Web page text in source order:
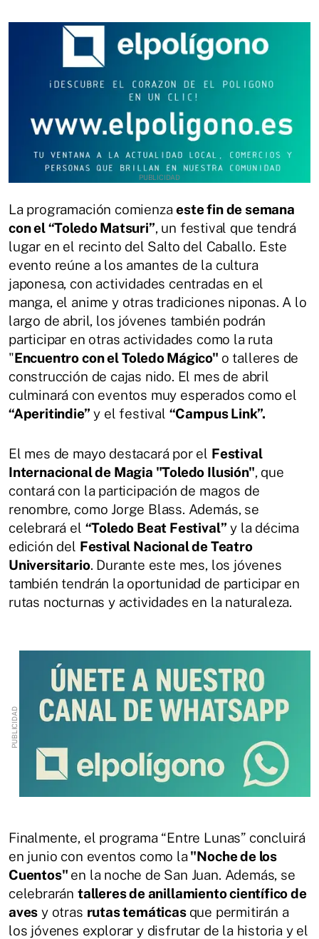
La programación comienzaeste fin de semana
con el “Toledo Matsuri”, un festival que tendrá
lugar en el recinto del Salto del Caballo. Este
evento reúne a los amantes de la cultura
japonesa, con actividades centradas en el
manga, el anime y otras tradiciones niponas. A lo
largo de abril, los jóvenes también podrán
participar en otras actividades como la ruta
"Encuentro con el Toledo Mágico" o talleres de
construcción de cajas nido. El mes de abril
culminará con eventos muy esperados como el
“Aperitindie” y el festival “Campus Link”.
El mes de mayo destacará por el Festival
Internacional de Magia "Toledo Ilusión", que
contará con la participación de magos de
renombre, como Jorge Blass. Además, se
celebrará el “Toledo Beat Festival” y la décima
edición del Festival Nacional de Teatro
Universitario. Durante este mes, los jóvenes
también tendrán la oportunidad de participar en
rutas nocturnas y actividades en la naturaleza.
Finalmente, el programa “Entre Lunas” concluirá
en junio con eventos como la "Noche de los
Cuentos" en la noche de San Juan. Además, se
celebrarán talleres de anillamiento científico de
aves y otras rutas temáticas que permitirán a
los jóvenes explorar y disfrutar de la historia y el